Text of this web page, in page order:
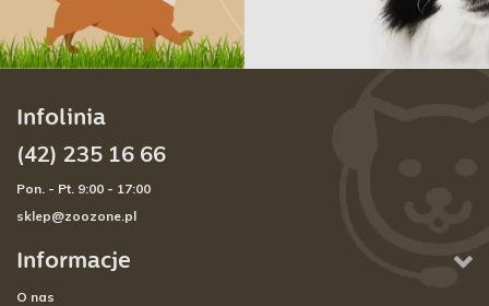
Informacje
O nas
Infolinia
(42) 235 16 66
Pon. - Pt. 9:00 - 17:00
sklep@zoozone.pl